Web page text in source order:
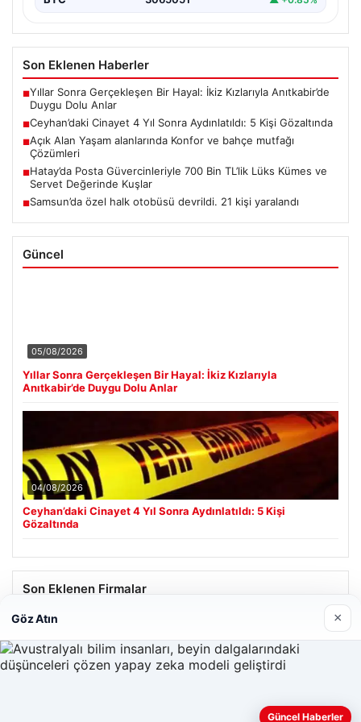
Son Eklenen Haberler
■Yıllar Sonra Gerçekleşen Bir Hayal: İkiz Kızlarıyla Anıtkabir’de
Duygu Dolu Anlar
■Ceyhan’daki Cinayet 4 Yıl Sonra Aydınlatıldı: 5 Kişi Gözaltında
■Açık Alan Yaşam alanlarında Konfor ve bahçe mutfağı
Çözümleri
■Hatay’da Posta Güvercinleriyle 700 Bin TL’lik Lüks Kümes ve
Servet Değerinde Kuşlar
■Samsun’da özel halk otobüsü devrildi. 21 kişi yaralandı
Güncel
05/08/2026
Yıllar Sonra Gerçekleşen Bir Hayal: İkiz Kızlarıyla
Anıtkabir’de Duygu Dolu Anlar
04/08/2026
Ceyhan’daki Cinayet 4 Yıl Sonra Aydınlatıldı: 5 Kişi
Gözaltında
Son Eklenen Firmalar
Göz Atın ×
Güncel Haberler